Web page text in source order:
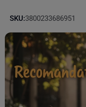
SKU:3800233686951